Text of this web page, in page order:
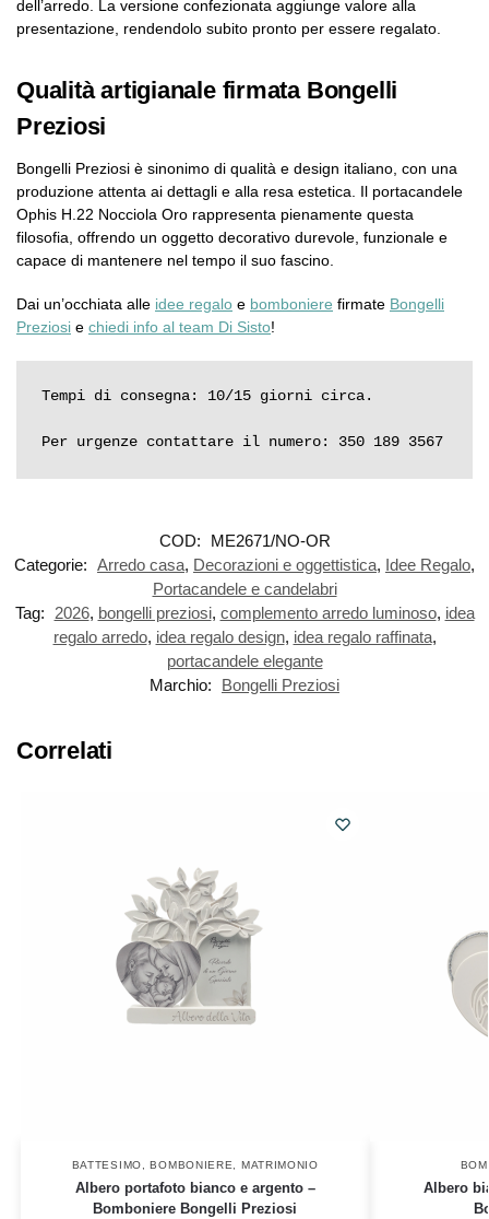
dell’arredo. La versione confezionata aggiunge valore alla
presentazione, rendendolo subito pronto per essere regalato.
Qualità artigianale firmata Bongelli
Preziosi
Bongelli Preziosi è sinonimo di qualità e design italiano, con una
produzione attenta ai dettagli e alla resa estetica. Il portacandele
Ophis H.22 Nocciola Oro rappresenta pienamente questa
filosofia, offrendo un oggetto decorativo durevole, funzionale e
capace di mantenere nel tempo il suo fascino.
Dai un’occhiata alle idee regalo e bomboniere firmate Bongelli
Preziosi e chiedi info al team Di Sisto!
Tempi di consegna: 10/15 giorni circa.
Per urgenze contattare il numero: 350 189 3567
COD:
ME2671/NO-OR
Categorie: Arredo casa, Decorazioni e oggettistica, Idee Regalo,
Portacandele e candelabri
Tag: 2026, bongelli preziosi, complemento arredo luminoso, idea
regalo arredo, idea regalo design, idea regalo raffinata,
portacandele elegante
Marchio:
Bongelli Preziosi
Correlati
BATTESIMO, BOMBONIERE, MATRIMONIO
Albero portafoto bianco e argento –
Bomboniere Bongelli Preziosi
Albero